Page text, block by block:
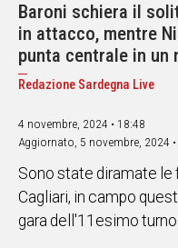
GALLURA
OGLIASTRA
MEDIO
CAMPIDANO
ALTRE
NOTIZIE
POLITICA
IN
ITALIA
Baroni schiera il
in attacco, mentre
punta centrale in
Redazione Sardegna Live
4 novembre, 2024 • 18:48
Aggiornato, 5 novembre, 2024
Sono state diramate
Cagliari, in campo
gara dell'11esimo turno